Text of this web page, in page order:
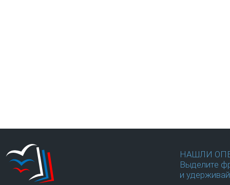
НАШЛИ
Выделите
и